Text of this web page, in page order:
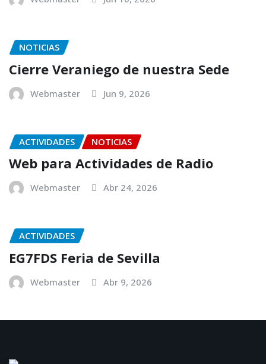
NOTICIAS
Cierre Veraniego de nuestra Sede
Webmaster Jun 9, 2026
ACTIVIDADES NOTICIAS
Web para Actividades de Radio
Webmaster Abr 24, 2026
ACTIVIDADES
EG7FDS Feria de Sevilla
Webmaster Abr 9, 2026